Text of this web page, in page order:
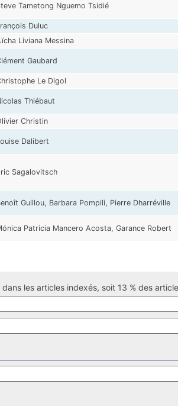
Tametong Nguemo Tsidié
Duluc
Liviana Messina
Gaubard
Le Digol
Thiébaut
Christin
Dalibert
Sagalovitsch
Guillou, Barbara Pompili, Pierre Dharréville
Patricia Mancero Acosta, Garance Robert
les articles indexés, soit 13 % des